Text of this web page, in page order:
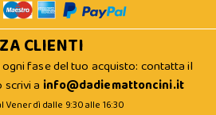
CLIENTI
ogni fase del tuo acquisto: contatta il
scrivi a info@dadiemattoncini.it
dalle 9:30 alle 16:30